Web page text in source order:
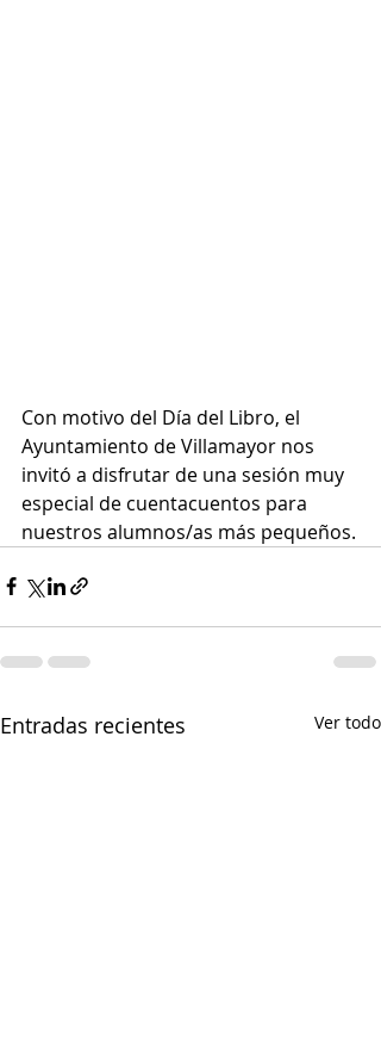
Con motivo del Día del Libro, el
Ayuntamiento de Villamayor nos
invitó a disfrutar de una sesión muy
especial de cuentacuentos para
nuestros alumnos/as más pequeños.
Entradas recientes Ver todo